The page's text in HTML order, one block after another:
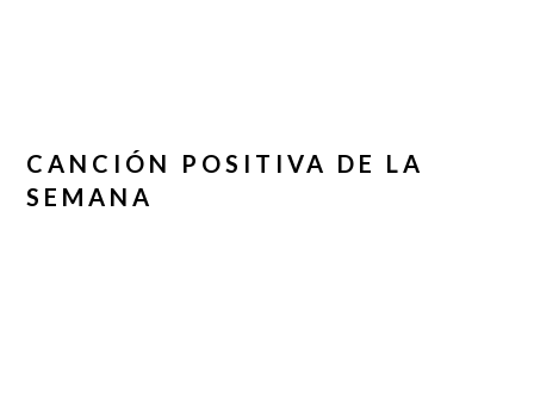
CANCIÓN POSITIVA DE LA
SEMANA